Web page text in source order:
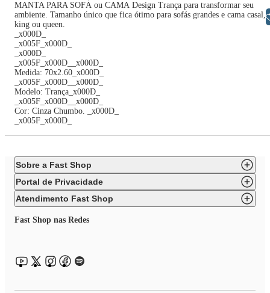
MANTA PARA SOFÁ ou CAMA Design Trança para transformar seu
ambiente. Tamanho único que fica ótimo para sofás grandes e cama casal,
king ou queen.
_x000D_
_x005F_x000D_
_x000D_
_x005F_x000D__x000D_
Medida: 70x2.60_x000D_
_x005F_x000D__x000D_
Modelo: Trança_x000D_
_x005F_x000D__x000D_
Cor: Cinza Chumbo. _x000D_
_x005F_x000D_
Sobre a Fast Shop
Portal de Privacidade
Atendimento Fast Shop
Fast Shop nas Redes
Libras